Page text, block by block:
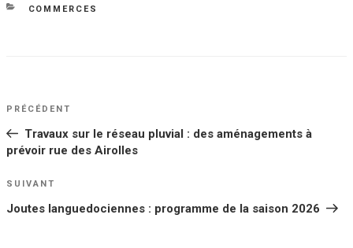
le
CATÉGORIES
COMMERCES
NAVIGATION
DE
L’ARTICLE
Article
PRÉCÉDENT
Travaux sur le réseau pluvial : des aménagements à
prévoir rue des Airolles
Article
SUIVANT
Joutes languedociennes : programme de la saison 2026